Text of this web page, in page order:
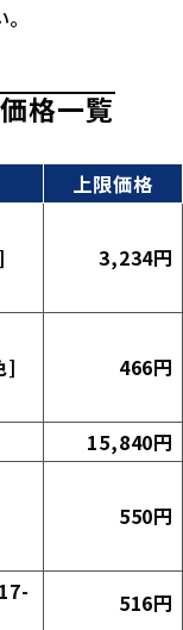
格一覧
上限価格
3,234円
] 466円
15,840円
550円
516円